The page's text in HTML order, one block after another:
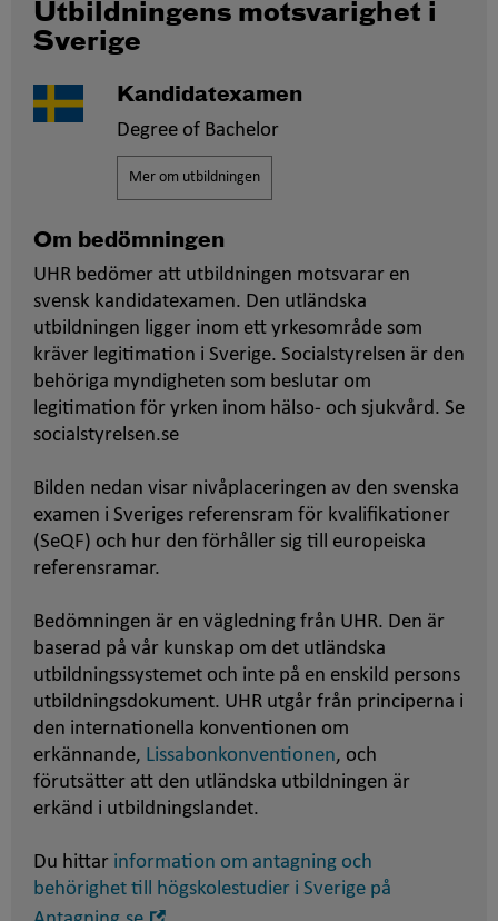
Utbildningens motsvarighet i
Sverige
Kandidatexamen
Degree of Bachelor
Mer om utbildningen
Om bedömningen
UHR bedömer att utbildningen motsvarar en
svensk kandidatexamen. Den utländska
utbildningen ligger inom ett yrkesområde som
kräver legitimation i Sverige. Socialstyrelsen är den
behöriga myndigheten som beslutar om
legitimation för yrken inom hälso- och sjukvård. Se
socialstyrelsen.se
Bilden nedan visar nivåplaceringen av den svenska
examen i Sveriges referensram för kvalifikationer
(SeQF) och hur den förhåller sig till europeiska
referensramar.
Bedömningen är en vägledning från UHR. Den är
baserad på vår kunskap om det utländska
utbildningssystemet och inte på en enskild persons
utbildningsdokument. UHR utgår från principerna i
den internationella konventionen om
erkännande, Lissabonkonventionen, och
förutsätter att den utländska utbildningen är
erkänd i utbildningslandet.
Du hittar information om antagning och
behörighet till högskolestudier i Sverige på